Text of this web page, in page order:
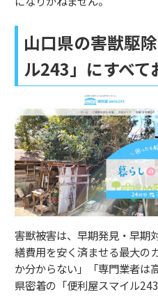
山口県の害獣駆
ル243」にすべて
害獣被害は、早期発見・早期
繕費用を安く済ませる最大の
か分からない」「専門業者
県密着の「便利屋スマイル